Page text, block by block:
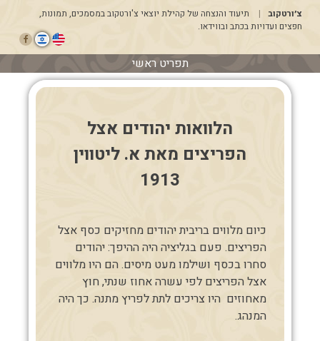
לתוכן
צ׳ורטקוב
תיעוד והנצחה של קהילת יוצאי צ'ורטקוב במסמכים, תמונות,
חפצים ועדויות בכתב ובווידאו.
תפריט ראשי
הלוואות יהודים אצל
הפריצים מאת א. ליטווין
1913
כיום מלווים בריבית יהודים מחזיקים כסף אצל
הפריצים. פעם בגליציה היה ההיפך: יהודים
סחרו בכסף ושילמו מעט מיסים. הם היו מלווים
אצל הפריצים לפי עשרה אחוז שנתי, חוץ
מאחוזים היו צריכים לתת לפריץ מתנה. כך היה
המנהג.